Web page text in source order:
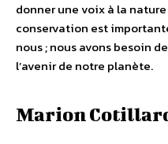
donner une voix à la
conservation est
nous ; nous avons besoin
l’avenir de notre planète.
Marion